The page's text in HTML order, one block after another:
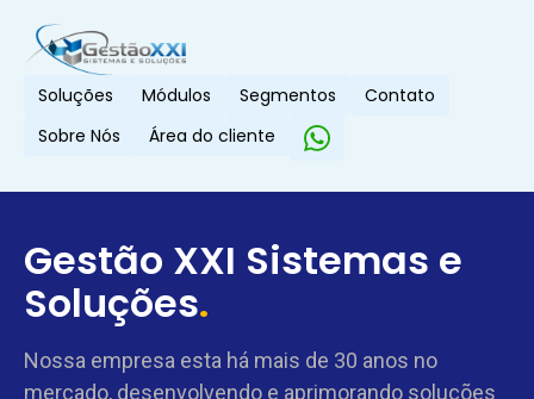
Soluções Módulos Segmentos
Contato
Sobre Nós
Área do cliente
Gestão XXI Sistemas e
Soluções.
Nossa empresa esta há mais de 30 anos no
mercado, desenvolvendo e aprimorando soluções